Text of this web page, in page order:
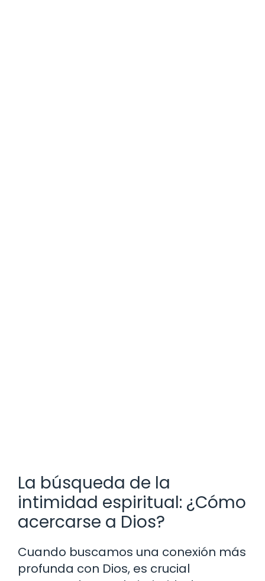
La búsqueda de la
intimidad espiritual: ¿Cómo
acercarse a Dios?
Cuando buscamos una conexión más
profunda con Dios, es crucial